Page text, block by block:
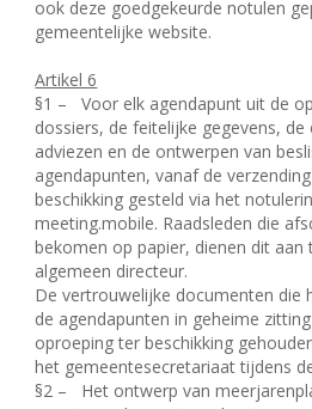
ook deze goedgekeurde notulen
gemeentelijke website.
Artikel 6
§1 –
Voor elk agendapunt uit de
dossiers, de feitelijke gegevens, de
adviezen en de ontwerpen van
agendapunten, vanaf de
beschikking gesteld via het
meeting.mobile. Raadsleden die
bekomen op papier, dienen dit aan
algemeen directeur.
De vertrouwelijke documenten die
de agendapunten in geheime
oproeping ter beschikking
het gemeentesecretariaat tijdens
§2 –
Het ontwerp van